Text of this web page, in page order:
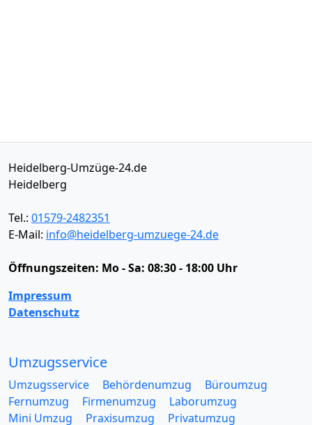
Heidelberg-Umzüge-24.de
Heidelberg
Tel.: 01579-2482351
E-Mail: info@heidelberg-umzuege-24.de
Öffnungszeiten: Mo - Sa: 08:30 - 18:00 Uhr
Impressum
Datenschutz
Umzugsservice
Umzugsservice Behördenumzug
Büroumzug
Fernumzug
Firmenumzug
Laborumzug
Mini Umzug
Praxisumzug
Privatumzug